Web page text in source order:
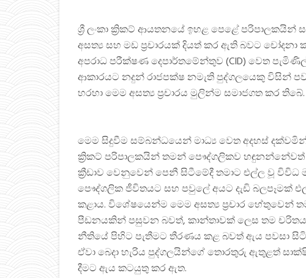
ශ්‍රී ලංකා ක්‍රිකට් ආයතනයේ ඉහළ පෙළේ
අසත්‍ය සහ මඩ ප්‍රචාරයක් දියත් කර ඇති බවට
අපරාධ පරීක්ෂණ දෙපාර්තමේන්තුව (CID) වෙත
ආකාරයට නදුන් රාජපක්ෂ නමැති පුද්ගලයෙකු විසින්
හරහා මෙම අසත්‍ය ප්‍රචාරය මුලින්ම සමාජගත කර තිබේ.
මෙම සිදුවීම සම්බන්ධයෙන් මාධ්‍ය වෙත අදහස්
ක්‍රිකට් පරිපාලකයින් තමන් පෞද්ගලිකව හඳුනන්නේවත්
ක්‍රීඩාව වෙනුවෙන් පෙනී සිටීමේදී තමාට එල්ල වූ විවිධ
පෞද්ගලික ජීවිතයට සහ පවුලේ අයට දැඩි බලපෑමක්
කළාය. විශේෂයෙන්ම මෙම අසත්‍ය ප්‍රචාර හේතුවෙන්
පීඩනයකින් පසුවන බවත්, කාන්තාවක් ලෙස තම
නීතියේ පිහිට පැතීමට තීරණය කළ බවත් ඇය පවසා
ඒවා බෙදා හැරිය පුද්ගලයින්ගේ තොරතුරු ඇතුළත්
දීමට ඇය කටයුතු කර ඇත.